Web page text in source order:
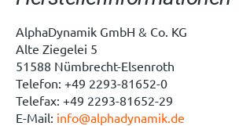
AlphaDynamik GmbH & Co. KG
Alte Ziegelei 5
51588 Nümbrecht-Elsenroth
Telefon: +49 2293-81652-0
Telefax: +49 2293-81652-29
E-Mail: info@alphadynamik.de